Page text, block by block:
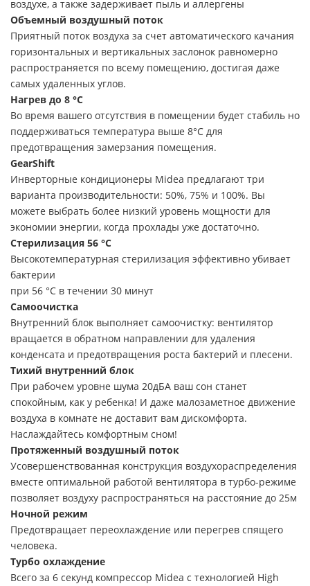
воздухе, а также задерживает пыль и аллергены
Объемный воздушный поток
Приятный поток воздуха за счет автоматического качания
горизонтальных и вертикальных заслонок равномерно
распространяется по всему помещению, достигая даже
самых удаленных углов.
Нагрев до 8 °С
Во время вашего отсутствия в помещении будет стабиль но
поддерживаться температура выше 8°С для
предотвращения замерзания помещения.
GearShift
Инверторные кондиционеры Midea предлагают три
варианта производительности: 50%, 75% и 100%. Вы
можете выбрать более низкий уровень мощности для
экономии энергии, когда прохлады уже достаточно.
Стерилизация 56 °С
Высокотемпературная стерилизация эффективно убивает
бактерии
при 56 °С в течении 30 минут
Самоочистка
Внутренний блок выполняет самоочистку: вентилятор
вращается в обратном направлении для удаления
конденсата и предотвращения роста бактерий и плесени.
Тихий внутренний блок
При рабочем уровне шума 20дБА ваш сон станет
спокойным, как у ребенка! И даже малозаметное движение
воздуха в комнате не доставит вам дискомфорта.
Наслаждайтесь комфортным сном!
Протяженный воздушный поток
Усовершенствованная конструкция воздухораспределения
вместе оптимальной работой вентилятора в турбо-режиме
позволяет воздуху распространяться на расстояние до 25м
Ночной режим
Предотвращает переохлаждение или перегрев спящего
человека.
Турбо охлаждение
Всего за 6 секунд компрессор Midea с технологией High